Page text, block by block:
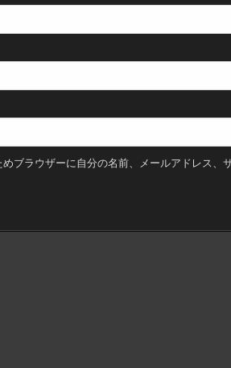
ブラウザーに自分の名前、メールアドレス、